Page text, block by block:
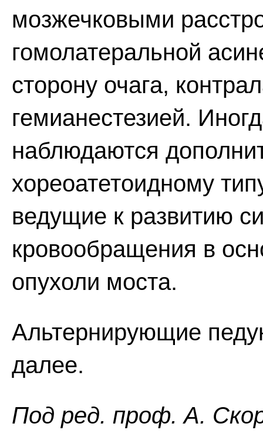
мозжечковыми
гомолатеральной
сторону очага,
гемианестезией.
наблюдаются
хореоатетоидному
ведущие к развитию
кровообращения в
опухоли моста.
Альтернирующие
далее.
Пoд peд. проф. А.